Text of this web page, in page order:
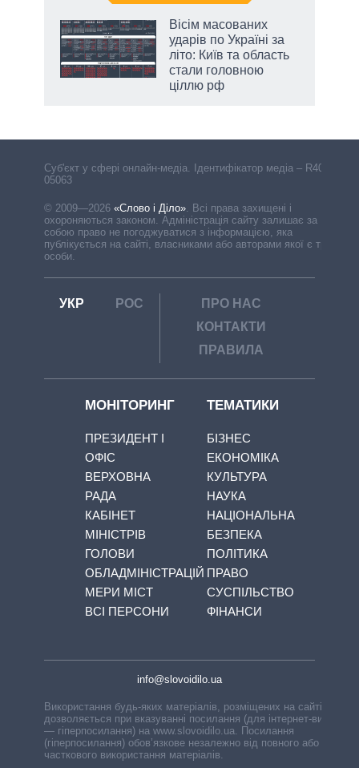
Вісім масованих
ударів по Україні за
літо: Київ та область
стали головною
ціллю рф
Cуб'єкт у сфері онлайн-медіа. Ідентифікатор медіа – R40-
05063
© 2009—2026 «Слово і Діло» Всі права захищені і
охороняються законом. Адміністрація сайту залишає за
собою право не погоджуватися з інформацією, яка
публікується на сайті, власниками або авторами якої є треті
особи.
УКР РОС
ПРО НАС
КОНТАКТИ
ПРАВИЛА
МОНІТОРИНГ
ПРЕЗИДЕНТ І
ОФІС
ВЕРХОВНА
РАДА
КАБІНЕТ
МІНІСТРІВ
ГОЛОВИ
ОБЛАДМІНІСТРАЦІЙ
МЕРИ МІСТ
ВСІ ПЕРСОНИ
ТЕМАТИКИ
БІЗНЕС
ЕКОНОМІКА
КУЛЬТУРА
НАУКА
НАЦІОНАЛЬНА
БЕЗПЕКА
ПОЛІТИКА
ПРАВО
СУСПІЛЬСТВО
ФІНАНСИ
info@slovoidilo.ua
Використання будь-яких матеріалів, розміщених на сайті,
дозволяється при вказуванні посилання (для інтернет-видань
— гіперпосилання) на www.slovoidilo.ua. Посилання
(гіперпосилання) обов’язкове незалежно від повного або
часткового використання матеріалів.